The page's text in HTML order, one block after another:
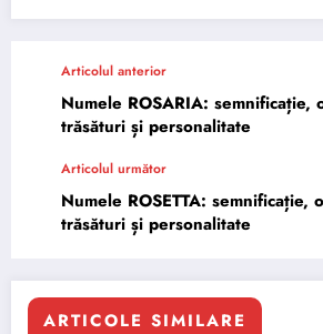
Articolul anterior
Numele ROSARIA: semnificație,
trăsături și personalitate
Articolul următor
Numele ROSETTA: semnificație,
trăsături și personalitate
ARTICOLE SIMILARE